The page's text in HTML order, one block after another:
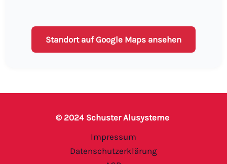
Standort auf Google Maps ansehen
© 2024 Schuster Alusysteme
Impressum
Datenschutzerklärung